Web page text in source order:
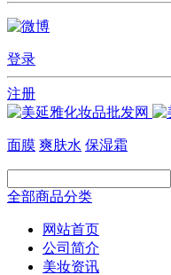
登录
注册
面膜 爽肤水 保湿霜
全部商品分类
网站首页
公司简介
美妆资讯